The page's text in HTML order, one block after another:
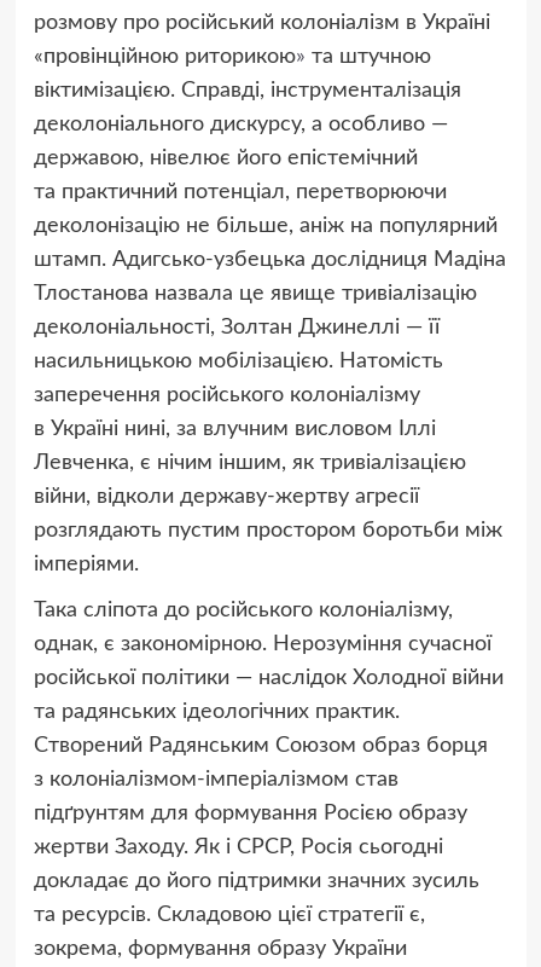
розмову про російський колоніалізм в Україні
«провінційною риторикою» та штучною
віктимізацією. Справді, інструменталізація
деколоніального дискурсу, а особливо —
державою, нівелює його епістемічний
та практичний потенціал, перетворюючи
деколонізацію не більше, аніж на популярний
штамп. Адигсько-узбецька дослідниця Мадіна
Тлостанова назвала це явище тривіалізацію
деколоніальності, Золтан Джинеллі — її
насильницькою мобілізацією. Натомість
заперечення російського колоніалізму
в Україні нині, за влучним висловом Іллі
Левченка, є нічим іншим, як тривіалізацією
війни, відколи державу-жертву агресії
розглядають пустим простором боротьби між
імперіями.
Така сліпота до російського колоніалізму,
однак, є закономірною. Нерозуміння сучасної
російської політики — наслідок Холодної війни
та радянських ідеологічних практик.
Створений Радянським Союзом образ борця
з колоніалізмом-імперіалізмом став
підґрунтям для формування Росією образу
жертви Заходу. Як і СРСР, Росія сьогодні
докладає до його підтримки значних зусиль
та ресурсів. Складовою цієї стратегії є,
зокрема, формування образу України